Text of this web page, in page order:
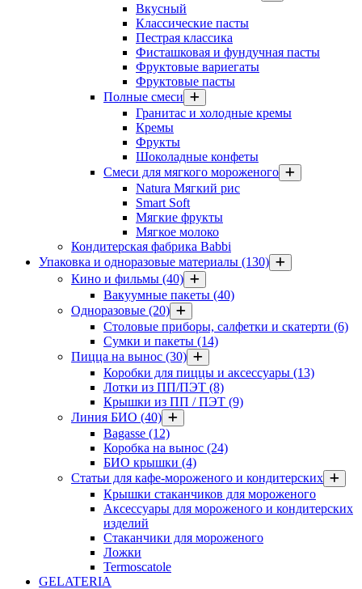
Вкусный
Классические пасты
Пестрая классика
Фисташковая и фундучная пасты
Фруктовые вариегаты
Фруктовые пасты
Полные смеси
Гранитас и холодные кремы
Кремы
Фрукты
Шоколадные конфеты
Смеси для мягкого мороженого
Natura Мягкий рис
Smart Soft
Мягкие фрукты
Мягкое молоко
Кондитерская фабрика Babbi
Упаковка и одноразовые материалы (130)
Кино и фильмы (40)
Вакуумные пакеты (40)
Одноразовые (20)
Столовые приборы, салфетки и скатерти (6)
Сумки и пакеты (14)
Пицца на вынос (30)
Коробки для пиццы и аксессуары (13)
Лотки из ПП/ПЭТ (8)
Крышки из ПП / ПЭТ (9)
Линия БИО (40)
Bagasse (12)
Коробка на вынос (24)
БИО крышки (4)
Статьи для кафе-мороженого и кондитерских
Крышки стаканчиков для мороженого
Аксессуары для мороженого и кондитерских
изделий
Стаканчики для мороженого
Ложки
Termoscatole
GELATERIA